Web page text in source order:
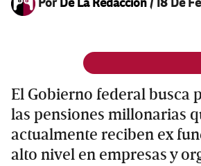
PorDe La Redacción/18 De
El Gobierno federal busca
las pensiones millonarias
actualmente reciben ex
alto nivel en empresas y